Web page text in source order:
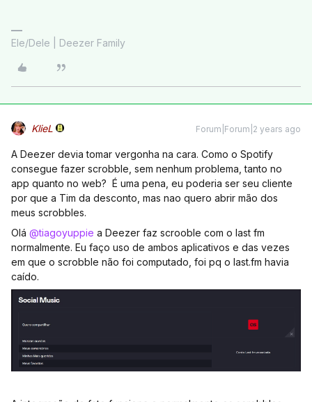
Ele/Dele | Deezer Family
KlieL Forum|Forum|2 years ago
A Deezer devia tomar vergonha na cara. Como o Spotify
consegue fazer scrobble, sem nenhum problema, tanto no
app quanto no web? É uma pena, eu poderia ser seu cliente
por que a Tim da desconto, mas nao quero abrir mão dos
meus scrobbles.
Olá @tiagoyuppie a Deezer faz scrooble com o last fm
normalmente. Eu faço uso de ambos aplicativos e das vezes
em que o scrobble não foi computado, foi pq o last.fm havia
caído.